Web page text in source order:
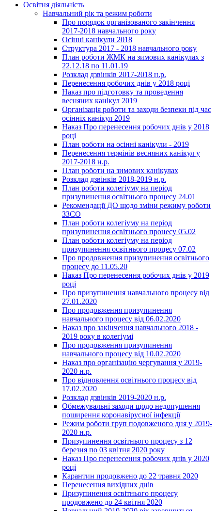
Освітня діяльність
Навчальний рік та режим роботи
Про порядок організованого закінчення
2017-2018 навчального року
Осінні канікули 2018
Структура 2017 - 2018 навчального року
План роботи ЖМК на зимових канікулах з
22.12.18 по 11.01.19
Розклад дзвінків 2017-2018 н.р.
Перенесення робочих днів у 2018 році
Наказ про підготовку та проведення
весняних канікул 2019
Організація роботи та заходи безпеки під час
осінніх канікул 2019
Наказ Про перенесення робочих днів у 2018
році
План роботи на осінні канікули - 2019
Перенесення термінів весняних канікул у
2017-2018 н.р.
План роботи на зимових канікулах
Розклад дзвінків 2018-2019 н.р.
План роботи колегіуму на період
призупинення освітнього процесу 24.01
Рекомендації ДО щодо зміни режиму роботи
ЗЗСО
План роботи колегіуму на період
призупинення освітнього процесу 05.02
План роботи колегіуму на період
призупинення освітнього процесу 07.02
Про продовження призупинення освітнього
процесу до 11.05.20
Наказ Про перенесення робочих днів у 2019
році
Про призупинення навчального процесу від
27.01.2020
Про продовження призупинення
навчального процесу від 06.02.2020
Наказ про закінчення навчального 2018 -
2019 року в колегіумі
Про продовження призупинення
навчального процесу від 10.02.2020
Наказ про організацію чергування у 2019-
2020 н.р.
Про відновлення освітнього процесу від
17.02.2020
Розклад дзвінків 2019-2020 н.р.
Обмежувальні заходи щодо недопушення
поширення коронавірусної інфекції
Режим роботи груп подовженого дня у 2019-
2020 н.р.
Призупинення освітнього процесу з 12
березня по 03 квітня 2020 року
Наказ Про перенесення робочих днів у 2020
році
Карантин продовжено до 22 травня 2020
Перенесення вихідних днів
Призупинення освітнього процесу
продовжено до 24 квітня 2020